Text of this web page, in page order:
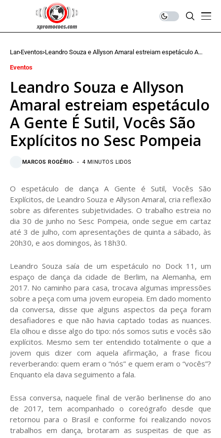
Lar Eventos Leandro Souza e Allyson Amaral estreiam espetáculo A
Eventos
Leandro Souza e Allyson
Amaral estreiam espetáculo
A Gente É Sutil, Vocês São
Explícitos no Sesc Pompeia
MARCOS ROGÉRIO 4 MINUTOS LIDOS
O espetáculo de dança A Gente é Sutil, Vocês São
Explícitos, de Leandro Souza e Allyson Amaral, cria reflexão
sobre as diferentes subjetividades. O trabalho estreia no
dia 30 de junho no Sesc Pompeia, onde segue em cartaz
até 3 de julho, com apresentações de quinta a sábado, às
20h30, e aos domingos, às 18h30.
Leandro Souza saía de um espetáculo no Dock 11, um
espaço de dança da cidade de Berlim, na Alemanha, em
2017. No caminho para casa, trocava algumas impressões
sobre a peça com uma jovem europeia. Em dado momento
da conversa, disse que alguns aspectos da peça foram
desafiadores e que não havia captado todas as nuances.
Ela olhou e disse algo do tipo: nós somos sutis e vocês são
explícitos. Mesmo sem ter entendido totalmente o que a
jovem quis dizer com aquela afirmação, a frase ficou
reverberando: quem eram o “nós” e quem eram o “vocês”?
Enquanto ela dava seguimento a fala.
Essa conversa, naquele final de verão berlinense do ano
de 2017, tem acompanhado o coreógrafo desde que
retornou para o Brasil e conforme foi realizando novos
trabalhos em dança, brotaram as suspeitas de que as